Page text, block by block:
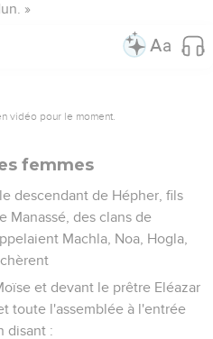
»
vidéo pour le moment.
femmes
descendant de Hépher, fils
Manassé, des clans de
Machla, Noa, Hogla,
et devant le prêtre Eléazar
toute l'assemblée à l'entrée
disant :